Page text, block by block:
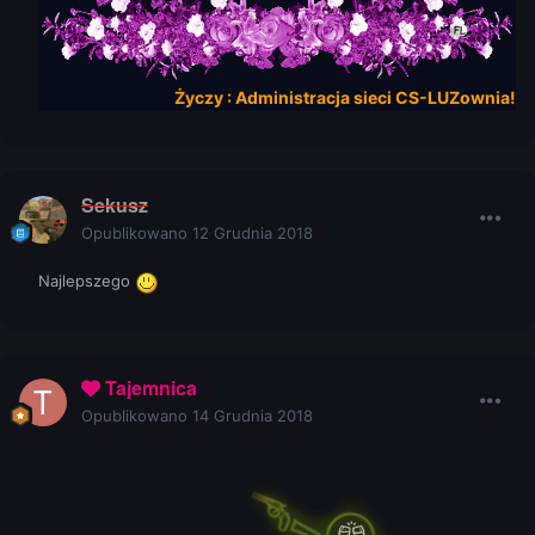
Życzy :Administracjasieci CS-LUZownia!
Sekusz
Opublikowano 12 Grudnia 2018
Najlepszego
Tajemnica
Opublikowano 14 Grudnia 2018